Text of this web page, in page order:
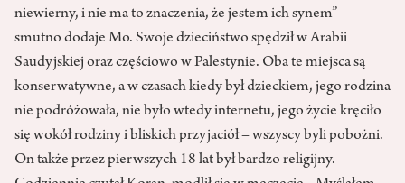
niewierny, i nie ma to znaczenia, że jestem ich synem” –
smutno dodaje Mo. Swoje dzieciństwo spędził w Arabii
Saudyjskiej oraz częściowo w Palestynie. Oba te miejsca są
konserwatywne, a w czasach kiedy był dzieckiem, jego rodzina
nie podróżowała, nie było wtedy internetu, jego życie kręciło
się wokół rodziny i bliskich przyjaciół – wszyscy byli pobożni.
On także przez pierwszych 18 lat był bardzo religijny.